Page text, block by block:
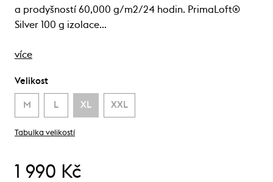
a prodyšností 60,000 g/m2/24 hodin. PrimaLoft®
Silver 100 g izolace…
více
Velikost
M L XL XXL
Tabulka velikostí
1 990 Kč